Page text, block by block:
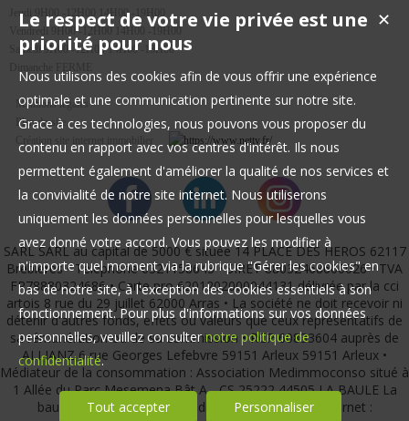
Jeudi 9H00 -12H00 14H00 -19H00
Vendredi 9H00 -12H00 14H00 -19H00
Samedi 9H00 -12H00 14H00 -18H00
Mentions légales
Plan du site
Création site internet immobilier
SARL SARL au capital de 5000 € située 14 PLACE DES HEROS 62117
Brebières • Téléphone 0321158643 • SIRET 88032468600026 • TVA
FR78880324686 • Carte pro 6201202000044131 délivrée par la cci
artois 8 rue du 29 juillet 62000 Arras • La société ne doit recevoir ni
détenir d'autres fonds, effets ou valeurs que ceux représentatifs de
sa rémunération ou de sa commission • RCP 60833604 auprès de
ALLIANZ 6 rue Georges Lefebvre 59151 Arleux 59151 Arleux •
Médiateur de la consommation : Association Medimmoconso situé à
1 Allée du Parc Mesemena Bât A - CS 25222 44505 LA BAULE La
baule , email :contact@medimmoconso.fr, site internet :
✕
Le respect de votre vie privée est une
priorité pour nous
Nous utilisons des cookies afin de vous offrir une expérience
optimale et une communication pertinente sur notre site.
Grace à ces technologies, nous pouvons vous proposer du
contenu en rapport avec vos centres d'intérêt. Ils nous
permettent également d'améliorer la qualité de nos services et
la convivialité de notre site internet. Nous utiliserons
uniquement les données personnelles pour lesquelles vous
avez donné votre accord. Vous pouvez les modifier à
n'importe quel moment via la rubrique "Gérer les cookies" en
bas de notre site, à l'exception des cookies essentiels à son
fonctionnement. Pour plus d'informations sur vos données
personnelles, veuillez consulternotre politique de
confidentialité.
Tout accepter Personnaliser